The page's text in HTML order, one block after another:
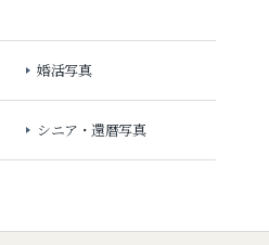
婚活写真
シニア・還暦写真